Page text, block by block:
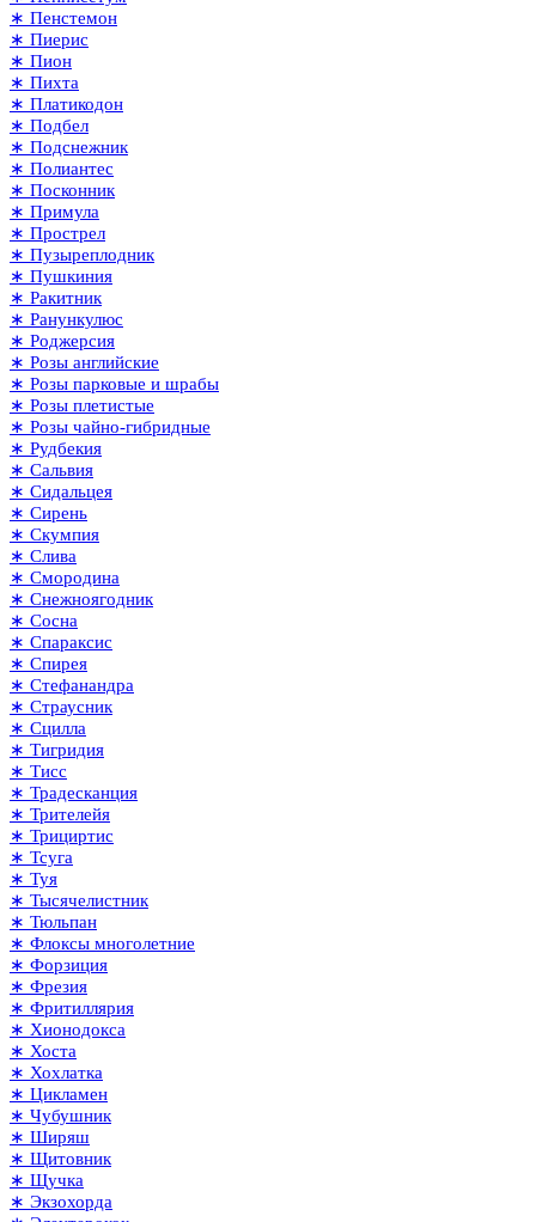
∗ Пенстемон
∗ Пиерис
∗ Пион
∗ Пихта
∗ Платикодон
∗ Подбел
∗ Подснежник
∗ Полиантес
∗ Посконник
∗ Примула
∗ Прострел
∗ Пузыреплодник
∗ Пушкиния
∗ Ракитник
∗ Ранункулюс
∗ Роджерсия
∗ Розы английские
∗ Розы парковые и шрабы
∗ Розы плетистые
∗ Розы чайно-гибридные
∗ Рудбекия
∗ Сальвия
∗ Сидальцея
∗ Сирень
∗ Скумпия
∗ Слива
∗ Смородина
∗ Снежноягодник
∗ Сосна
∗ Спараксис
∗ Спирея
∗ Стефанандра
∗ Страусник
∗ Сцилла
∗ Тигридия
∗ Тисс
∗ Традесканция
∗ Трителейя
∗ Трициртис
∗ Тсуга
∗ Туя
∗ Тысячелистник
∗ Тюльпан
∗ Флоксы многолетние
∗ Форзиция
∗ Фрезия
∗ Фритиллярия
∗ Хионодокса
∗ Хоста
∗ Хохлатка
∗ Цикламен
∗ Чубушник
∗ Ширяш
∗ Щитовник
∗ Щучка
∗ Экзохорда